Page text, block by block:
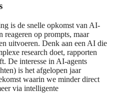
is de snelle opkomst van AI-
reageren op prompts, maar
uitvoeren. Denk aan een AI die
research doet, rapporten
De interesse in AI-agents
is het afgelopen jaar
waarin we minder direct
via intelligente